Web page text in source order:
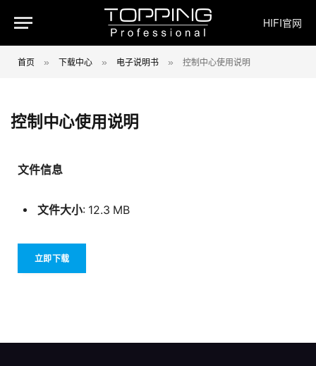
HIFI官网
首页 » 下载中心 » 电子说明书 » 控制中心使用说明
控制中心使用说明
文件信息
文件大小: 12.3 MB
立即下载